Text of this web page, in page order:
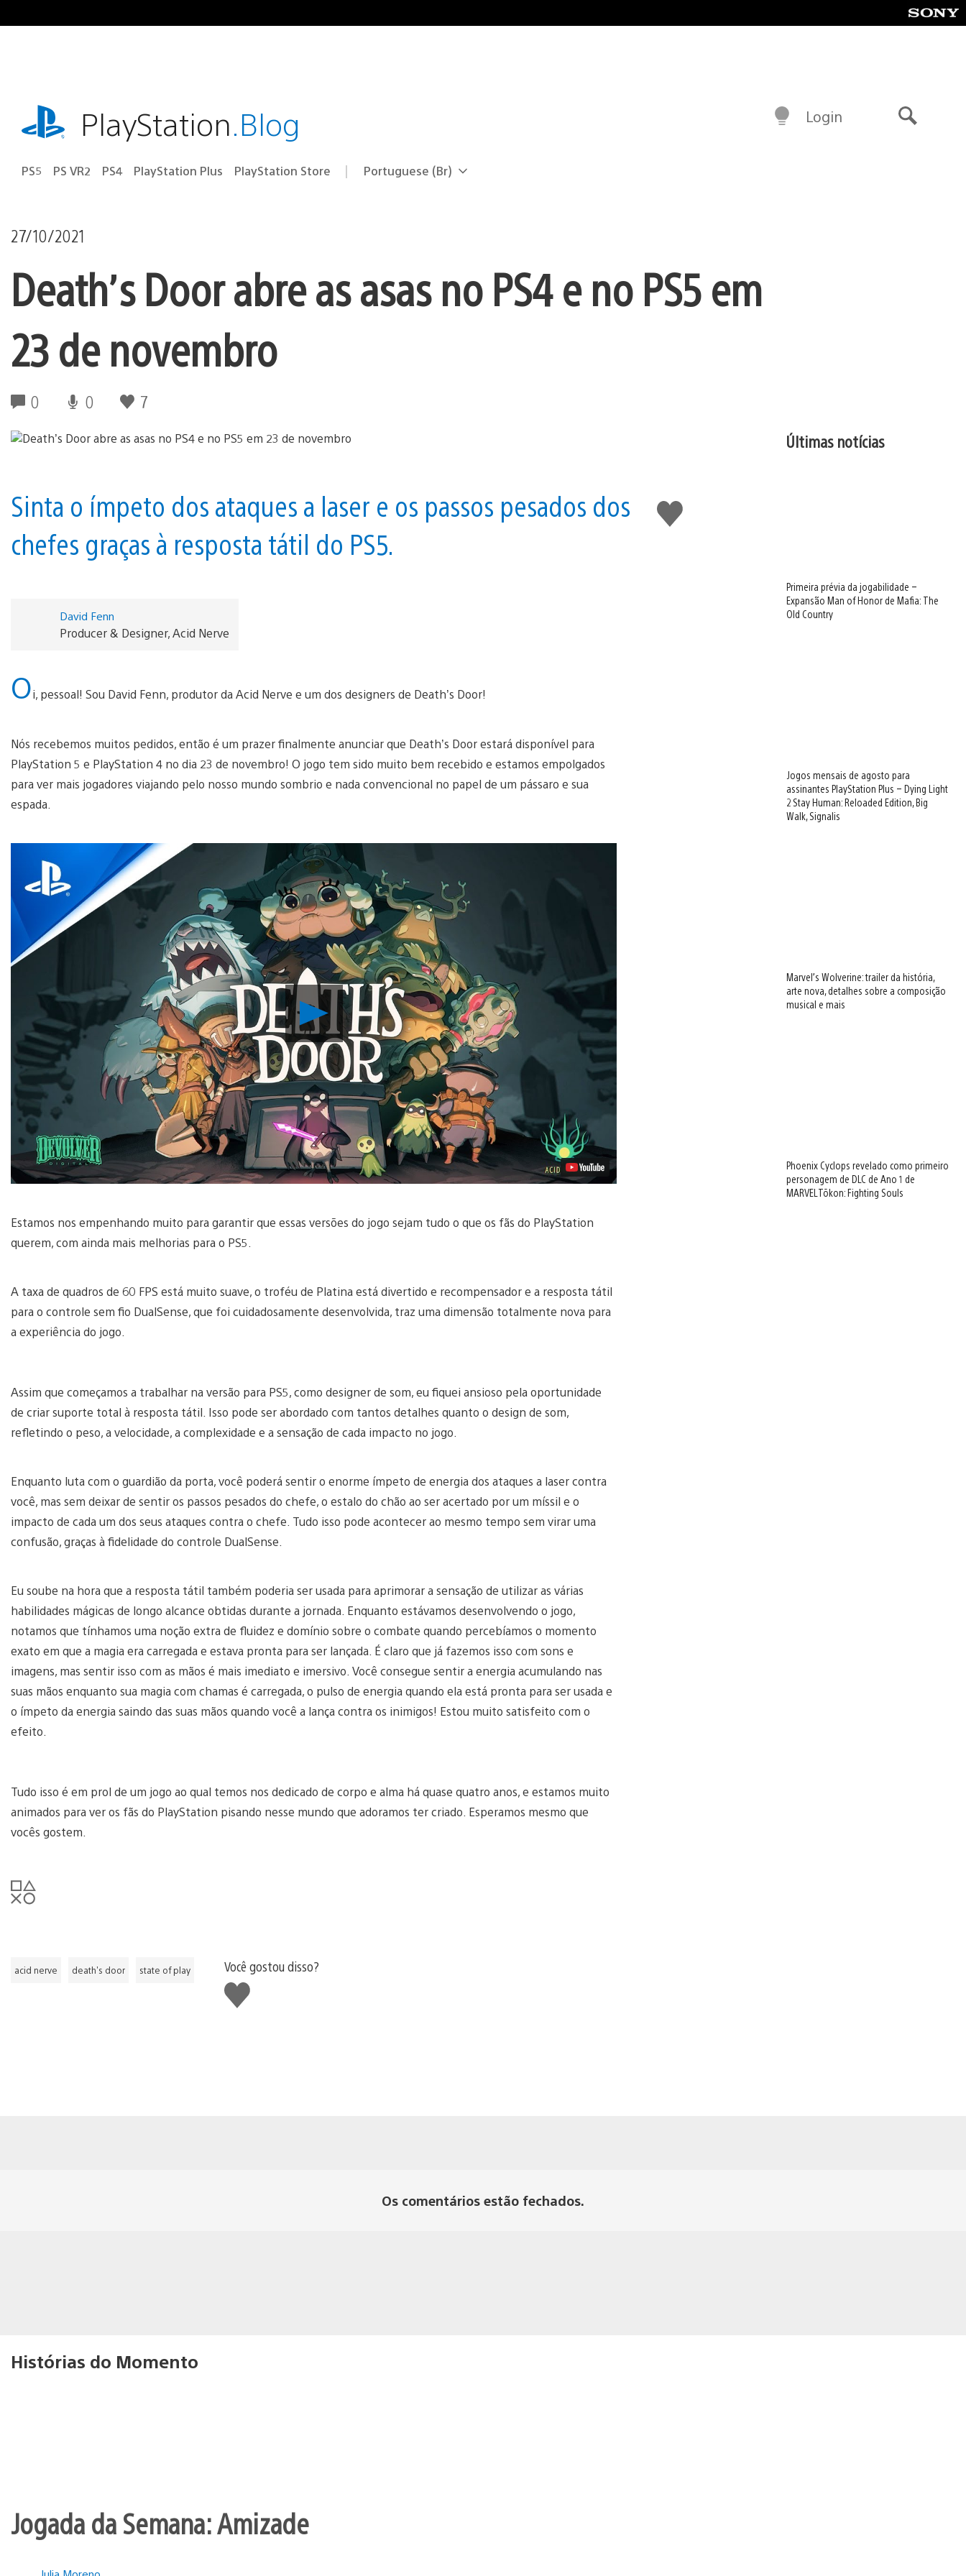
para
playstation.comPlayStation.Blog
PS5 PS VR2 PS4 PlayStation Plus PlayStation Store Selecione
Região
Portuguese (Br)
Login
27/10/2021
Death’s Door abre as asas no PS4 e no PS5 em
23 de novembro
0 0 7
Curtir
Sinta o ímpeto dos ataques a laser e os passos pesados dos
chefes graças à resposta tátil do PS5.
David Fenn
Producer & Designer, Acid Nerve
Oi, pessoal! Sou David Fenn, produtor da Acid Nerve e um dos designers de Death’s Door!
Nós recebemos muitos pedidos, então é um prazer finalmente anunciar que Death’s Door estará disponível para
PlayStation 5 e PlayStation 4 no dia 23 de novembro! O jogo tem sido muito bem recebido e estamos empolgados
para ver mais jogadores viajando pelo nosso mundo sombrio e nada convencional no papel de um pássaro e sua
espada.
Reproduzir
Vídeo
Estamos nos empenhando muito para garantir que essas versões do jogo sejam tudo o que os fãs do PlayStation
querem, com ainda mais melhorias para o PS5.
A taxa de quadros de 60 FPS está muito suave, o troféu de Platina está divertido e recompensador e a resposta tátil
para o controle sem fio DualSense, que foi cuidadosamente desenvolvida, traz uma dimensão totalmente nova para
a experiência do jogo.
Assim que começamos a trabalhar na versão para PS5, como designer de som, eu fiquei ansioso pela oportunidade
de criar suporte total à resposta tátil. Isso pode ser abordado com tantos detalhes quanto o design de som,
refletindo o peso, a velocidade, a complexidade e a sensação de cada impacto no jogo.
Enquanto luta com o guardião da porta, você poderá sentir o enorme ímpeto de energia dos ataques a laser contra
você, mas sem deixar de sentir os passos pesados do chefe, o estalo do chão ao ser acertado por um míssil e o
impacto de cada um dos seus ataques contra o chefe. Tudo isso pode acontecer ao mesmo tempo sem virar uma
confusão, graças à fidelidade do controle DualSense.
Eu soube na hora que a resposta tátil também poderia ser usada para aprimorar a sensação de utilizar as várias
habilidades mágicas de longo alcance obtidas durante a jornada. Enquanto estávamos desenvolvendo o jogo,
notamos que tínhamos uma noção extra de fluidez e domínio sobre o combate quando percebíamos o momento
exato em que a magia era carregada e estava pronta para ser lançada. É claro que já fazemos isso com sons e
imagens, mas sentir isso com as mãos é mais imediato e imersivo. Você consegue sentir a energia acumulando nas
suas mãos enquanto sua magia com chamas é carregada, o pulso de energia quando ela está pronta para ser usada e
o ímpeto da energia saindo das suas mãos quando você a lança contra os inimigos! Estou muito satisfeito com o
efeito.
Tudo isso é em prol de um jogo ao qual temos nos dedicado de corpo e alma há quase quatro anos, e estamos muito
animados para ver os fãs do PlayStation pisando nesse mundo que adoramos ter criado. Esperamos mesmo que
vocês gostem.
acid nerve death's door state of play
Você gostou disso?
Curtir
Últimas notícias
Primeira prévia da jogabilidade –
Expansão Man of Honor de Mafia: The
Old Country
Jogos mensais de agosto para
assinantes PlayStation Plus – Dying Light
2 Stay Human: Reloaded Edition, Big
Walk, Signalis
Marvel’s Wolverine: trailer da história,
arte nova, detalhes sobre a composição
musical e mais
Phoenix Cyclops revelado como primeiro
personagem de DLC de Ano 1 de
MARVEL Tōkon: Fighting Souls
Os comentários estão fechados.
Histórias do Momento
Jogada da Semana: Amizade
Julia Moreno